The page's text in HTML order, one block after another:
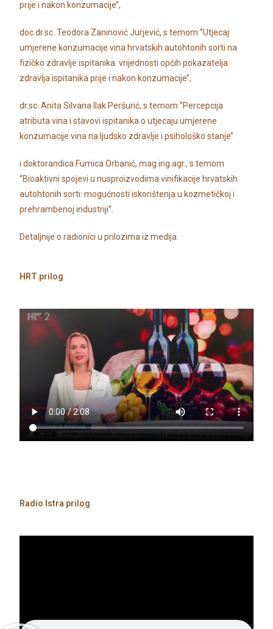
prije i nakon konzumacije’’,
doc.dr.sc. Teodora Zaninović Jurjević, s temom ‘’Utjecaj
umjerene konzumacije vina hrvatskih autohtonih sorti na
fizičko zdravlje ispitanika: vrijednosti općih pokazatelja
zdravlja ispitanika prije i nakon konzumacije’’,
dr.sc. Anita Silvana Ilak Peršurić, s temom ‘’Percepcija
atributa vina i stavovi ispitanika o utjecaju umjerene
konzumacije vina na ljudsko zdravlje i psihološko stanje’’
i doktorandica Fumica Orbanić, mag.ing.agr., s temom
‘’Bioaktivni spojevi u nusproizvodima vinifikacije hrvatskih
autohtonih sorti: mogućnosti iskorištenja u kozmetičkoj i
prehrambenoj industriji’’.
Detaljnije o radionici u prilozima iz medija.
HRT prilog
Radio Istra prilog